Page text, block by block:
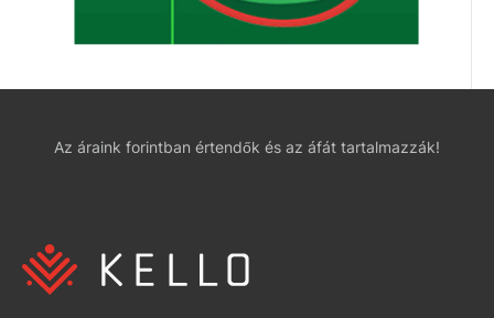
Az áraink forintban értendők és az áfát tartalmazzák!